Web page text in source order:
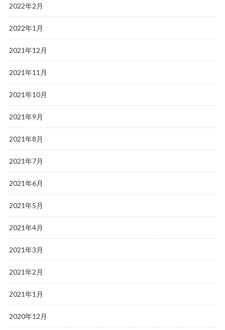
2022年2月
2022年1月
2021年12月
2021年11月
2021年10月
2021年9月
2021年8月
2021年7月
2021年6月
2021年5月
2021年4月
2021年3月
2021年2月
2021年1月
2020年12月